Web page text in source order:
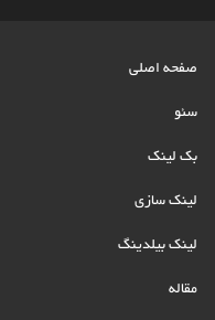
صفحه اصلی
سئو
بک لینک
لینک سازی
لینک بیلدینگ
مقاله